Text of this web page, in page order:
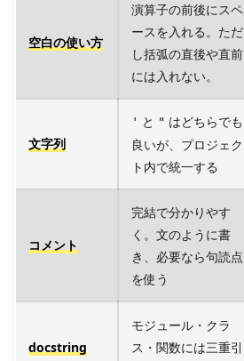
空白の使い方
演算子の前後にスペ
ースを入れる。ただ
し括弧の直後や直前
には入れない。
文字列
' と " はどちらでも
良いが、プロジェク
ト内で統一する
コメント
完結で分かりやす
く。文のように書
き、必要なら句読点
を使う
docstring
モジュール・クラ
ス・関数には三重引